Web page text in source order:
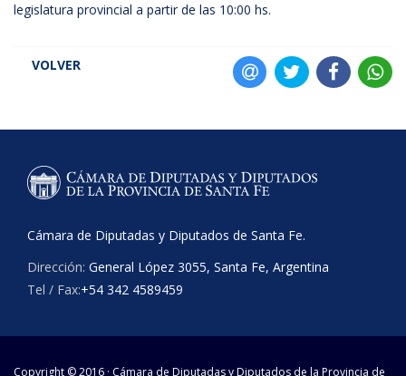
legislatura provincial a partir de las 10:00 hs.
VOLVER
Cámara de Diputadas y Diputados de Santa Fe.
Dirección: General López 3055, Santa Fe, Argentina
Tel / Fax:+54 342 4589459
Copyright © 2016 · Cámara de Diputadas y Diputados de la Provincia de